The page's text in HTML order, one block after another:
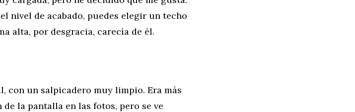
nivel de acabado, puedes elegir un techo
alta, por desgracia, carecía de él.
con un salpicadero muy limpio. Era más
la pantalla en las fotos, pero se ve